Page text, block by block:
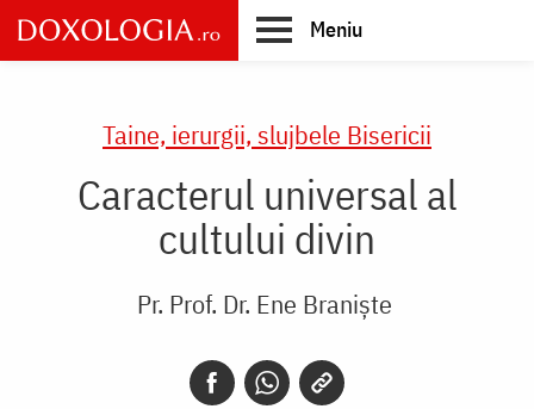
Skip
to
main
Meniu
Taine, ierurgii, slujbele Bisericii
Caracterul universal al
cultului divin
Pr. Prof. Dr. Ene Braniște